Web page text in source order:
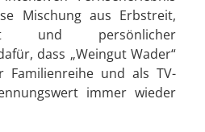
Mischung aus Erbstreit,
und persönlicher
dass „Weingut Wader“
Familienreihe und als TV-
immer wieder